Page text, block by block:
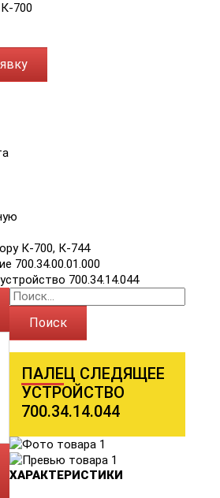
К-700, К-744
700.34.00.01.000
700.34.14.044
Поиск
ПАЛЕЦ СЛЕДЯЩЕЕ
УСТРОЙСТВО
700.34.14.044
ХАРАКТЕРИСТИКИ